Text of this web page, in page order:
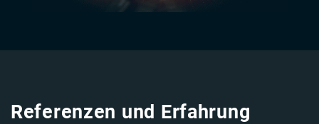
Referenzen und Erfahrung